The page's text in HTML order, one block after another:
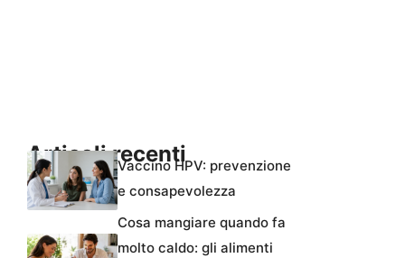
Articoli recentiVaccino HPV: prevenzione
e consapevolezza
Cosa mangiare quando fa
molto caldo: gli alimenti